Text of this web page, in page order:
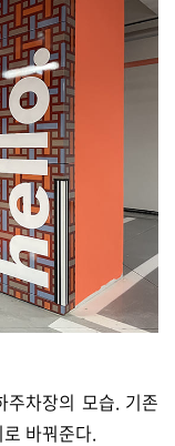
차장의 모습. 기존
바꿔준다.